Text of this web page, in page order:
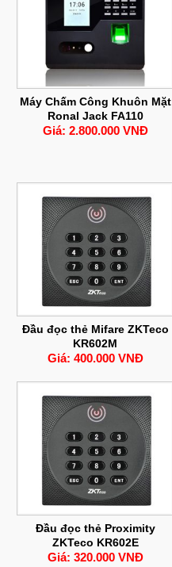
Máy Chấm Công Khuôn Mặt
Ronal Jack FA110
Giá: 2.800.000 VNĐ
Đầu đọc thẻ Mifare ZKTeco
KR602M
Giá: 400.000 VNĐ
Đầu đọc thẻ Proximity
ZKTeco KR602E
Giá: 320.000 VNĐ